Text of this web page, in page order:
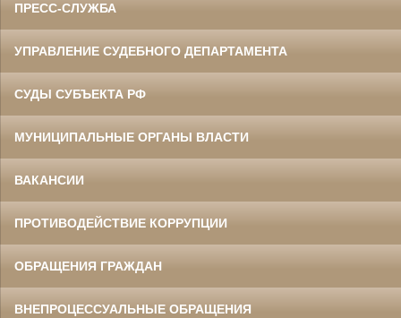
ПРЕСС-СЛУЖБА
УПРАВЛЕНИЕ СУДЕБНОГО ДЕПАРТАМЕНТА
СУДЫ СУБЪЕКТА РФ
МУНИЦИПАЛЬНЫЕ ОРГАНЫ ВЛАСТИ
ВАКАНСИИ
ПРОТИВОДЕЙСТВИЕ КОРРУПЦИИ
ОБРАЩЕНИЯ ГРАЖДАН
ВНЕПРОЦЕССУАЛЬНЫЕ ОБРАЩЕНИЯ